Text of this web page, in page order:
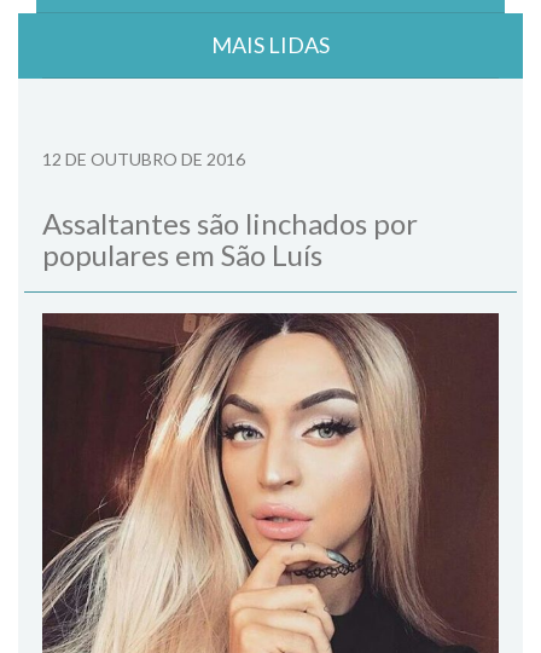
MAIS LIDAS
12 DE OUTUBRO DE 2016
Assaltantes são linchados por
populares em São Luís